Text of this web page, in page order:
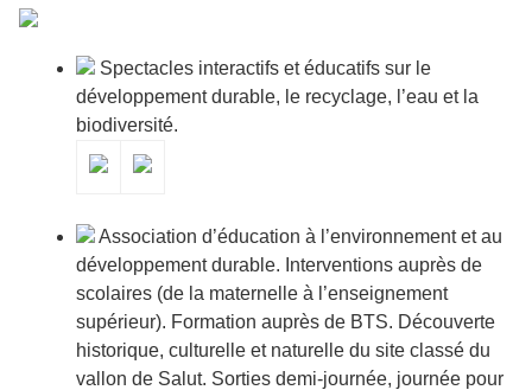
Spectacles interactifs et éducatifs sur le
développement durable, le recyclage, l’eau et la
biodiversité.
Association d’éducation à l’environnement et au
développement durable. Interventions auprès de
scolaires (de la maternelle à l’enseignement
supérieur). Formation auprès de BTS. Découverte
historique, culturelle et naturelle du site classé du
vallon de Salut. Sorties demi-journée, journée pour